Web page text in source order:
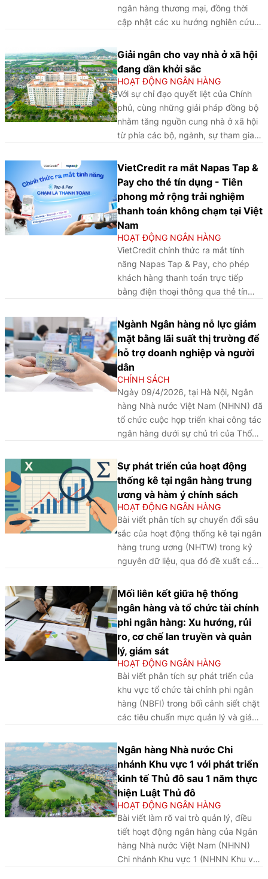
18/12/2025 của Chính phủ về
động ngân hàng, quản lý
ngoại hối, phòng chống rửa
tiền, chống tài trợ khủng bố,
chống tài trợ phổ biến vũ khí
hủy diệt hàng loạt tại VIFC và
thực tiễn chuẩn bị của các
khai hoạt động ngân hàng tại
VIFC đang được định hình
theo cách tiếp cận thận trọng,
có lộ trình.
ngân hàng thương mại, đồng thời
cập nhật các xu hướng nghiên cứu
đa giai đoạn và tích hợp tiêu chí môi
trường, xã hội, quản trị (ESG) nhằm
nâng cao chất lượng đánh giá và
hàm ý chính sách.
Giải ngân cho vay nhà ở xã hội
đang dần khởi sắc
HOẠT ĐỘNG NGÂN HÀNG
Với sự chỉ đạo quyết liệt của Chính
phủ, cùng những giải pháp đồng bộ
nhằm tăng nguồn cung nhà ở xã hội
từ phía các bộ, ngành, sự tham gia
mại, doanh số giải ngân Chương trình
cho vay nhà ở xã hội theo Nghị
quyết 33/NQ-CP ngày 11/3/2023
của Chính phủ về một số giải pháp
tháo gỡ và thúc đẩy thị trường bất
động sản phát triển an toàn, lành
mạnh, bền vững đã có những
chuyển biến tích cực.
VietCredit ra mắt Napas Tap &
Pay cho thẻ tín dụng - Tiên
phong mở rộng trải nghiệm
thanh toán không chạm tại Việt
Nam
HOẠT ĐỘNG NGÂN HÀNG
VietCredit chính thức ra mắt tính
năng Napas Tap & Pay, cho phép
khách hàng thanh toán trực tiếp
bằng điện thoại thông qua thẻ tín
ứng dụng. Đây không chỉ là một tính
năng mới, mà còn là bước tiến trong
hành trình đưa trải nghiệm tài chính
số trở nên liền mạch, đơn giản và
phù hợp hơn với thói quen tiêu dùng
hiện đại.
Ngành Ngân hàng nỗ lực giảm
mặt bằng lãi suất thị trường để
hỗ trợ doanh nghiệp và người
dân
CHÍNH SÁCH
Ngày 09/4/2026, tại Hà Nội, Ngân
hàng Nhà nước Việt Nam (NHNN) đã
tổ chức cuộc họp triển khai công tác
ngân hàng dưới sự chủ trì của Thống
họp, các ngân hàng thương mại
(NHTM) đã thống nhất, đồng thuận
cao trong việc thực hiện chủ trương
của Chính phủ, Thủ tướng Chính phủ
và NHNN trong việc nỗ lực giảm mặt
bằng lãi suất thị trường để hỗ trợ
doanh nghiệp và người dân. Theo
đó, các NHTM cam kết đồng thuận
Sự phát triển của hoạt động
thống kê tại ngân hàng trung
ương và hàm ý chính sách
HOẠT ĐỘNG NGÂN HÀNG
Bài viết phân tích sự chuyển đổi sâu
sắc của hoạt động thống kê tại ngân
hàng trung ương (NHTW) trong kỷ
nguyên dữ liệu, qua đó đề xuất các
thống kê phục vụ hiệu quả hoạch
định chính sách.
Mối liên kết giữa hệ thống
ngân hàng và tổ chức tài chính
phi ngân hàng: Xu hướng, rủi
ro, cơ chế lan truyền và quản
lý, giám sát
HOẠT ĐỘNG NGÂN HÀNG
Bài viết phân tích sự phát triển của
khu vực tổ chức tài chính phi ngân
hàng (NBFI) trong bối cảnh siết chặt
các tiêu chuẩn mực quản lý và giám
thống (Basel II, Basel III), làm rõ các
kênh liên kết hai chiều với hệ thống
ngân hàng và cảnh báo rủi ro hệ
thống từ các cú sốc thanh khoản,
qua đó nhấn mạnh yêu cầu xây
dựng khuôn khổ giám sát vĩ mô thận
trọng vượt ra ngoài phạm vi ngân
hàng truyền thống nhằm bảo đảm ổn
định tài chính.
Ngân hàng Nhà nước Chi
nhánh Khu vực 1 với phát triển
kinh tế Thủ đô sau 1 năm thực
hiện Luật Thủ đô
HOẠT ĐỘNG NGÂN HÀNG
Bài viết làm rõ vai trò quản lý, điều
tiết hoạt động ngân hàng của Ngân
hàng Nhà nước Việt Nam (NHNN)
Chi nhánh Khu vực 1 (NHNN Khu vực